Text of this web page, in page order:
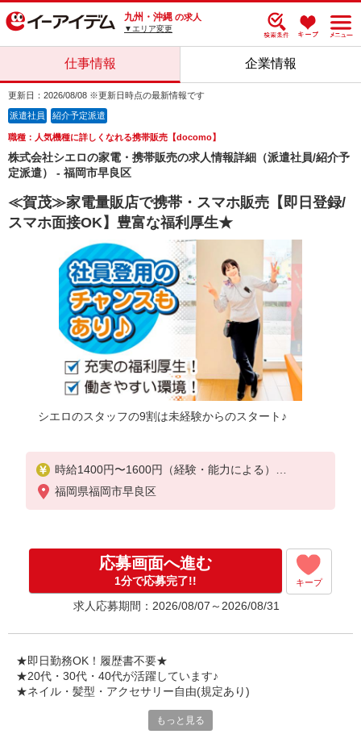
九州・沖縄 の求人
▼エリア変更
仕事情報 企業情報
更新日：2026/08/08 ※更新日時点の最新情報です
派遣社員 紹介予定派遣
職種：人気機種に詳しくなれる携帯販売【docomo】
株式会社シエロの家電・携帯販売の求人情報詳細（派遣社員/紹介予
定派遣） - 福岡市早良区
≪賀茂≫家電量販店で携帯・スマホ販売【即日登録/
スマホ面接OK】豊富な福利厚生★
シエロのスタッフの9割は未経験からのスタート♪
時給1400円〜1600円（経験・能力による）
※残業代支給
★交通費別途支給（規定あり）
入社祝い金10万円支給(規定有)
お友達を紹介頂くと,
インセンティブ支給(規定有)
゜・。○。・゜+゜・。○。・゜+゜
福岡県福岡市早良区
応募画面へ進む
1分で応募完了!! キープ
求人応募期間：2026/08/07～2026/08/31
★即日勤務OK！履歴書不要★
★20代・30代・40代が活躍しています♪
★ネイル・髪型・アクセサリー自由(規定あり)
シエロのスタッフは9割が未経験スタート。
もっと見る